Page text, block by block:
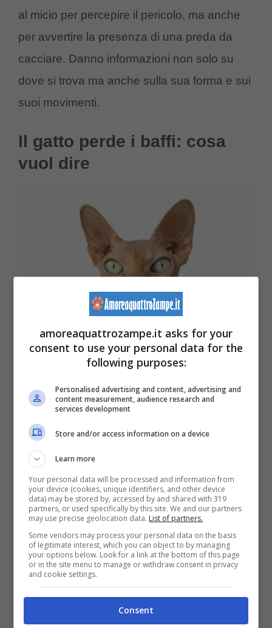
al micio per percepire il pericolo, ma anche
per avvertire la presenza di una preda da
cacciare. Danno informazioni non solo su
dove si trova ma anche sulla sua forma e sui
suoi movimenti.
Il gatto perde i baffi: cosa
vuol dire
Data la loro funzione così importante è lecito
chiedersi se è il caso di preoccuparsi se il
gatto li perde. Oltretutto è davvero difficile
immaginare un felino senza i suoi
caratteristici baffi. Non dobbiamo mai
pensare di tagliarli perché potremmo di certo
creare dei seri problemi al felino e alla sua
capacità di comunicazione. Un caso
razze, come ad esempiolo Sphynx
amoreaquattrozampe.it asks for your
consent to use your personal data for the
following purposes:
Personalised advertising and content, advertising and
content measurement, audience research and
services development
Store and/or access information on a device
Learn more
Your personal data will be processed and information from
your device (cookies, unique identifiers, and other device
data) may be stored by, accessed by and shared with 319
partners, or used specifically by this site. We and our partners
may use precise geolocation data. List of partners.
Some vendors may process your personal data on the basis
of legitimate interest, which you can object to by managing
your options below. Look for a link at the bottom of this page
or in the site menu to manage or withdraw consent in privacy
and cookie settings.
Consent